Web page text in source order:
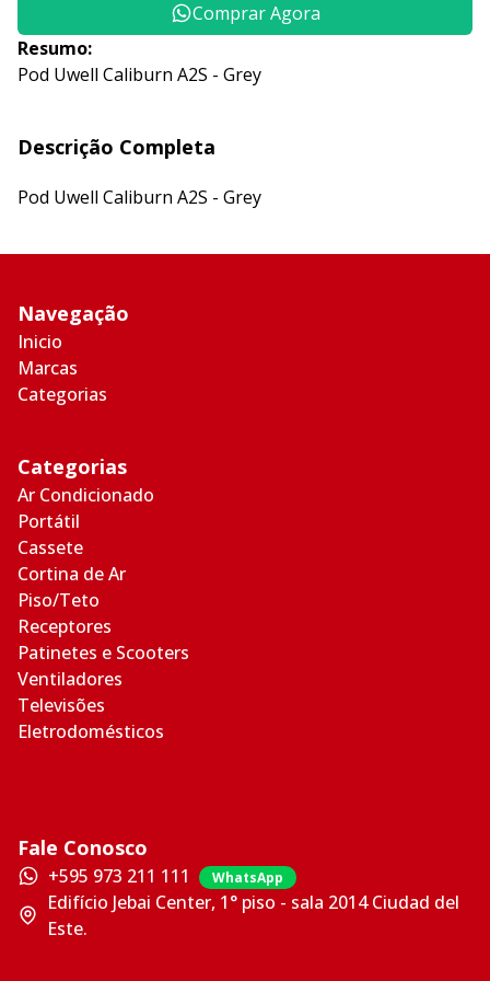
Comprar Agora
Resumo:
Pod Uwell Caliburn A2S - Grey
Descrição Completa
Pod Uwell Caliburn A2S - Grey
Navegação
Inicio
Marcas
Categorias
Categorias
Ar Condicionado
Portátil
Cassete
Cortina de Ar
Piso/Teto
Receptores
Patinetes e Scooters
Ventiladores
Televisões
Eletrodomésticos
Fale Conosco
+595 973 211 111 WhatsApp
Edifício Jebai Center, 1° piso - sala 2014 Ciudad del
Este.